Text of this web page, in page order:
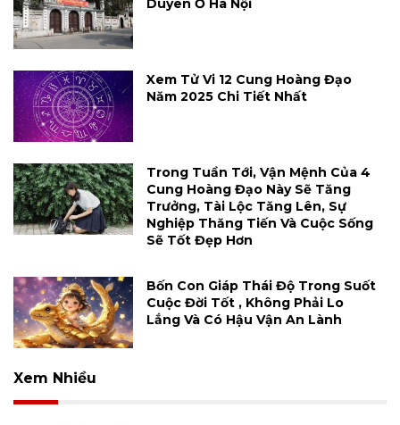
Duyên Ở Hà Nội
Xem Tử Vi 12 Cung Hoàng Đạo
Năm 2025 Chi Tiết Nhất
Trong Tuần Tới, Vận Mệnh Của 4
Cung Hoàng Đạo Này Sẽ Tăng
Trưởng, Tài Lộc Tăng Lên, Sự
Nghiệp Thăng Tiến Và Cuộc Sống
Sẽ Tốt Đẹp Hơn
Bốn Con Giáp Thái Độ Trong Suốt
Cuộc Đời Tốt , Không Phải Lo
Lắng Và Có Hậu Vận An Lành
Xem Nhiều